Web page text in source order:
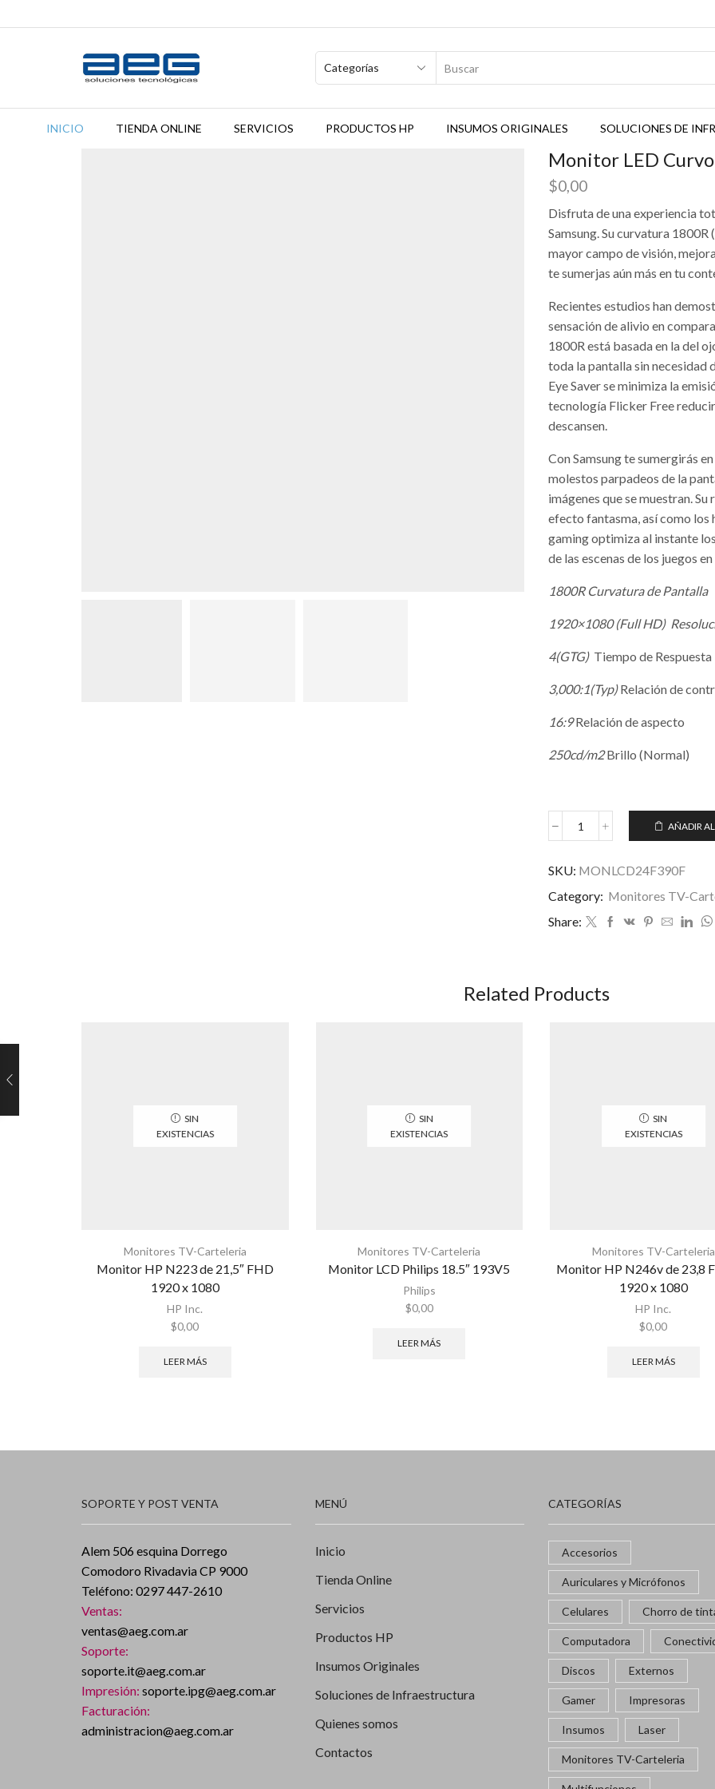
INICIO TIENDA ONLINE SERVICIOS PRODUCTOS HP INSUMOS ORIGINALES SOLUCIONES DE
Monitor LED
$0,00
Disfruta de una experiencia
Samsung. Su curvatura
mayor campo de visión,
te sumerjas aún más en tu
Recientes estudios han
sensación de alivio en
1800R está basada en la del
toda la pantalla sin necesidad
Eye Saver se minimiza la
tecnología Flicker Free
descansen.
Con Samsung te sumergirás
molestos parpadeos de la
imágenes que se muestran.
efecto fantasma, así como los
gaming optimiza al instante
de las escenas de los juegos
1800R Curvatura de Pantalla
1920×1080 (Full HD)
4(GTG) Tiempo de Respuesta
3,000:1(Typ)Relación de
16:9Relación de aspecto
250cd/m2Brillo (Normal)
Monitor
Curvo
C24F390FHU
AÑADIR
SKU: MONLCD24F390F
Category: Monitores TV-
Share:
Related Products
SIN
EXISTENCIAS
Monitores TV-Carteleria
Monitor HP N223 de 21,5″ FHD
1920 x 1080
HP Inc.
$0,00
LEER MÁS
SIN
EXISTENCIAS
Monitores TV-Carteleria
Monitor LCD Philips 18.5″ 193V5
Philips
$0,00
LEER MÁS
SIN
EXISTENCIAS
Monitores TV-Carteleria
Monitor HP N246v de 23,8
1920 x 1080
HP Inc.
$0,00
LEER MÁS
SOPORTE Y POST VENTA
Alem 506 esquina Dorrego
Comodoro Rivadavia CP 9000
Teléfono: 0297 447-2610
Ventas:
ventas@aeg.com.ar
Soporte:
soporte.it@aeg.com.ar
Impresión: soporte.ipg@aeg.com.ar
Facturación:
administracion@aeg.com.ar
MENÚ
Inicio
Tienda Online
Servicios
Productos HP
Insumos Originales
Soluciones de Infraestructura
Quienes somos
Contactos
CATEGORÍAS
Accesorios
Auriculares y Micrófonos
Celulares Chorro de
Computadora
Discos Externos
Gamer Impresoras
Insumos Laser
Monitores TV-Carteleria